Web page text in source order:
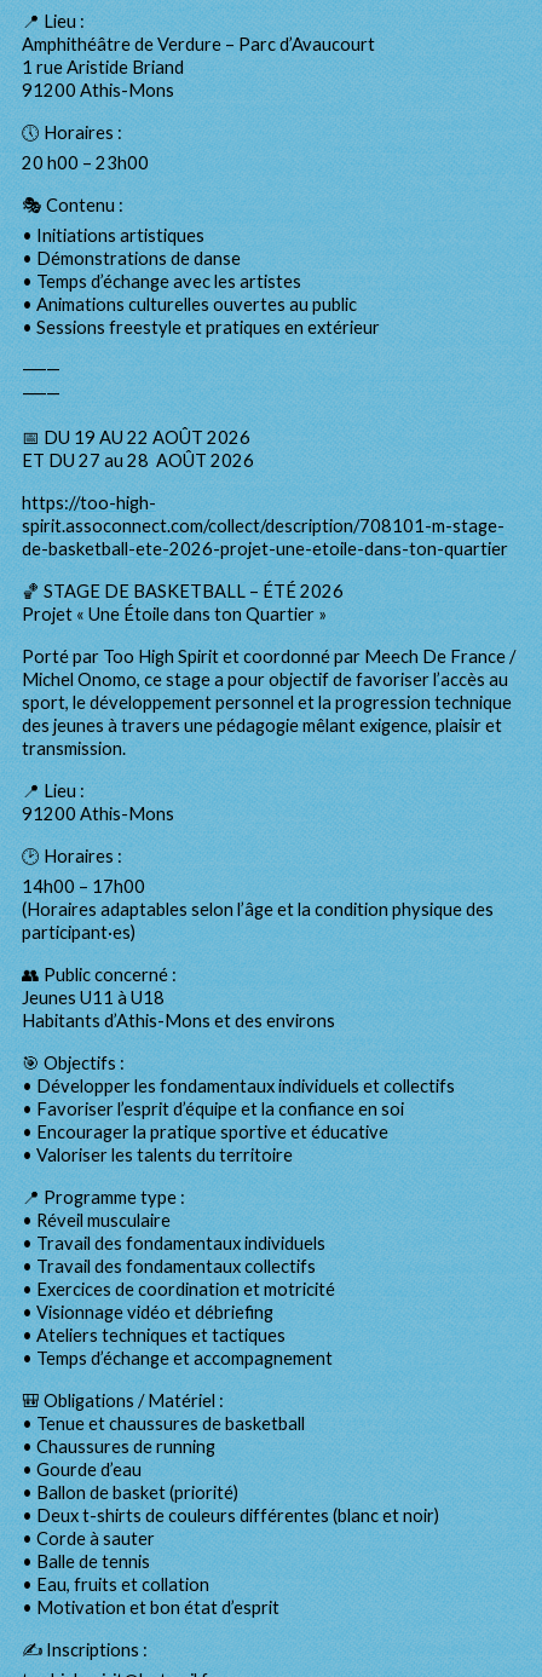
📍 Lieu :
Amphithéâtre de Verdure – Parc d’Avaucourt
1 rue Aristide Briand
91200 Athis-Mons
🕔 Horaires :
20 h00 – 23h00
🎭 Contenu :
• Initiations artistiques
• Démonstrations de danse
• Temps d’échange avec les artistes
• Animations culturelles ouvertes au public
• Sessions freestyle et pratiques en extérieur
⸻
⸻
📅 DU 19 AU 22 AOÛT 2026
ET DU 27 au 28 AOÛT 2026
https://too-high-
spirit.assoconnect.com/collect/description/708101-m-stage-
de-basketball-ete-2026-projet-une-etoile-dans-ton-quartier
🏀 STAGE DE BASKETBALL – ÉTÉ 2026
Projet « Une Étoile dans ton Quartier »
Porté par Too High Spirit et coordonné par Meech De France /
Michel Onomo, ce stage a pour objectif de favoriser l’accès au
sport, le développement personnel et la progression technique
des jeunes à travers une pédagogie mêlant exigence, plaisir et
transmission.
📍 Lieu :
91200 Athis-Mons
🕑 Horaires :
14h00 – 17h00
(Horaires adaptables selon l’âge et la condition physique des
participant·es)
👥 Public concerné :
Jeunes U11 à U18
Habitants d’Athis-Mons et des environs
🎯 Objectifs :
• Développer les fondamentaux individuels et collectifs
• Favoriser l’esprit d’équipe et la confiance en soi
• Encourager la pratique sportive et éducative
• Valoriser les talents du territoire
📍 Programme type :
• Réveil musculaire
• Travail des fondamentaux individuels
• Travail des fondamentaux collectifs
• Exercices de coordination et motricité
• Visionnage vidéo et débriefing
• Ateliers techniques et tactiques
• Temps d’échange et accompagnement
🎒 Obligations / Matériel :
• Tenue et chaussures de basketball
• Chaussures de running
• Gourde d’eau
• Ballon de basket (priorité)
• Deux t-shirts de couleurs différentes (blanc et noir)
• Corde à sauter
• Balle de tennis
• Eau, fruits et collation
• Motivation et bon état d’esprit
✍️ Inscriptions :